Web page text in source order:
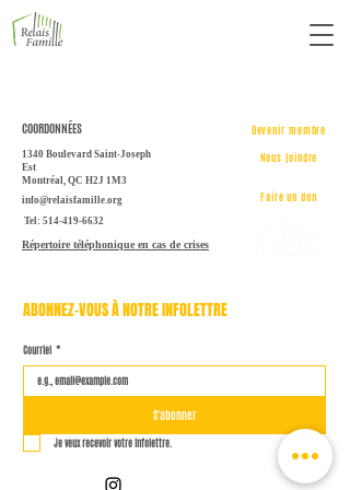
COORDONNÉES Devenir membre
1340 Boulevard Saint-Joseph
Est
Montréal, QC H2J 1M3
info@relaisfamille.org
Nous joindre
Faire un don
Répertoire téléphonique en cas de crises
Tel: 514-419-6632
ABONNEZ-VOUS À NOTRE INFOLETTRE
Courriel *
S'abonner
Je veux recevoir votre infolettre.